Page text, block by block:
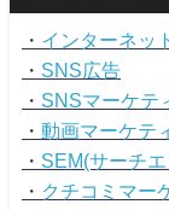
・ インターネッ
・ SNS広告
・ SNSマーケテ
・ 動画マーケテ
・ SEM(サーチエ
・ クチコミマー